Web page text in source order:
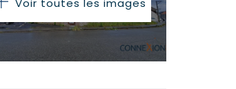
Voir toutes les images